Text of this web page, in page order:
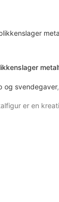
og svendegaver,
er en